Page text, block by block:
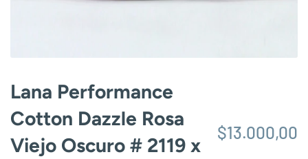
Lana Performance
Cotton Dazzle Rosa
Viejo Oscuro # 2119 x
$13.000,00